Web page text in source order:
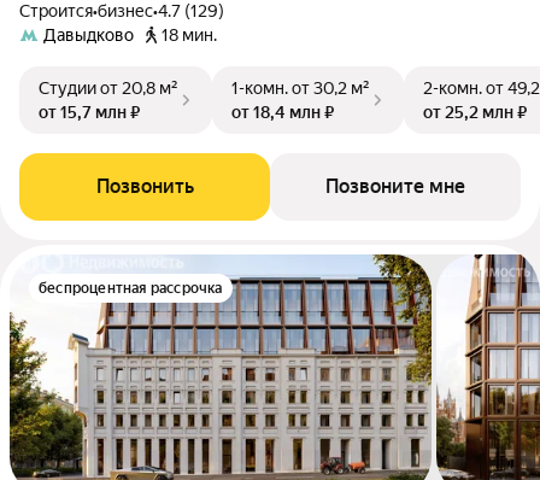
Строится•бизнес•4.7 (129)
Давыдково
18 мин.
Студииот 20,8 м²
от 15,7 млн ₽
1-комн.от 30,2 м²
от 18,4 млн ₽
2-комн.от
от 25,2 млн ₽
Позвонить Позвоните мне
беспроцентная рассрочка